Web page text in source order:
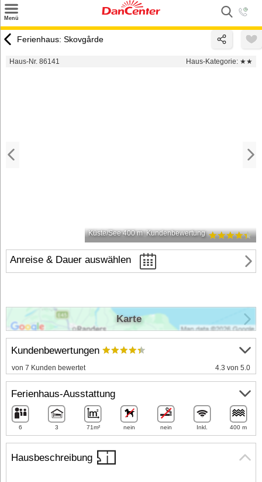
Menü
Urlaubsziele
Ferienhaus: Skovgårde
Haus-Nr. 86141 Haus-Kategorie: ★★
Küste/See 400 m Kundenbewertung
Anreise & Dauer auswählen
Hausbeschreibung
Kundenbewertungen
von 7 Kunden bewertet 4.3 von 5.0
Ferienhaus-Ausstattung
6 3 71m² nein nein Inkl. 400 m
Karte